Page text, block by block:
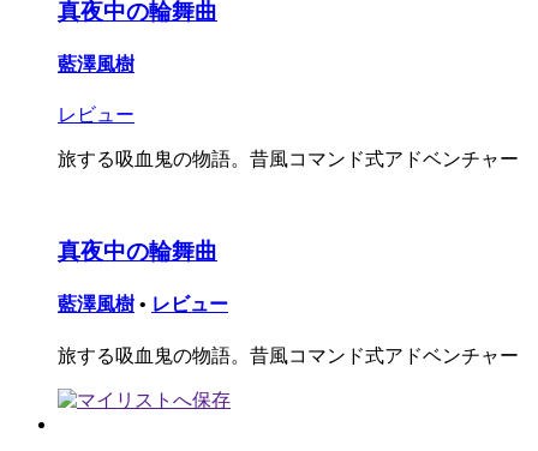
真夜中の輪舞曲
藍澤風樹
レビュー
旅する吸血鬼の物語。昔風コマンド式アドベンチャー
真夜中の輪舞曲
藍澤風樹 • レビュー
旅する吸血鬼の物語。昔風コマンド式アドベンチャー